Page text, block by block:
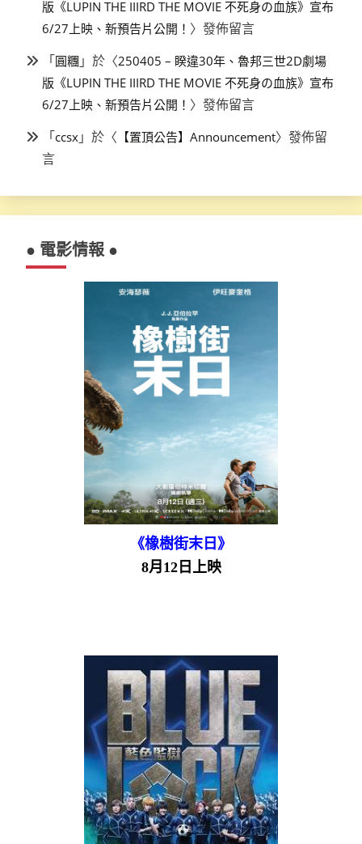
版《LUPIN THE IIIRD THE MOVIE 不死身の血族》宣布
6/27上映、新預告片公開！ 〉發佈留言
「圓糰 」於〈250405 – 睽違30年、魯邦三世2D劇場
版《LUPIN THE IIIRD THE MOVIE 不死身の血族》宣布
6/27上映、新預告片公開！ 〉發佈留言
「ccsx 」於〈 【置頂公告】Announcement〉發佈留
言
● 電影情報 ●
《橡樹街末日》
8月12日上映